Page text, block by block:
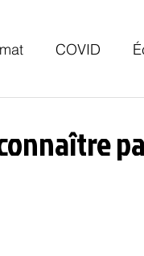
COVID